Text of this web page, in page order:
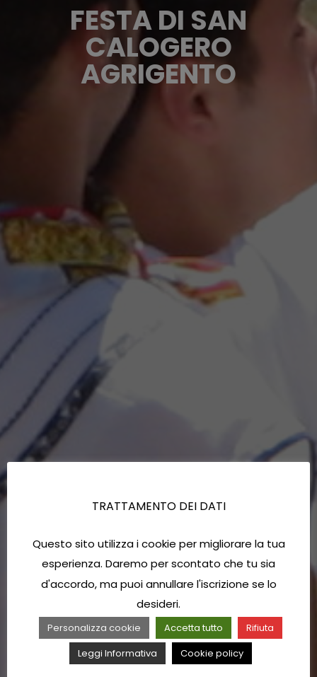
FESTA DI SAN
CALOGERO
AGRIGENTO
TRATTAMENTO DEI DATI
Questo sito utilizza i cookie per migliorare la tua
esperienza. Daremo per scontato che tu sia
d'accordo, ma puoi annullare l'iscrizione se lo
desideri.
Personalizza cookie Accetta tutto
Rifiuta
Leggi Informativa
Cookie policy